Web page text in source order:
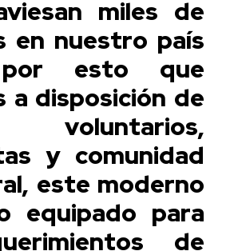
miles de
en nuestro país
esto que
a disposición de
y comunidad
este moderno
equipado para
de